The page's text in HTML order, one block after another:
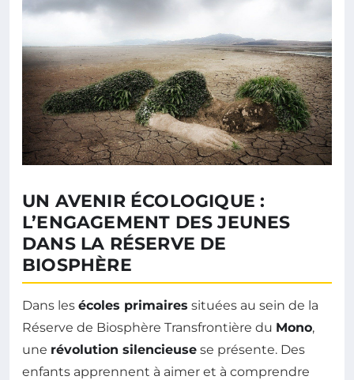
UN AVENIR ÉCOLOGIQUE :
L’ENGAGEMENT DES JEUNES
DANS LA RÉSERVE DE
BIOSPHÈRE
Dans les écoles primaires situées au sein de la
Réserve de Biosphère Transfrontière du Mono,
une révolution silencieuse se présente. Des
enfants apprennent à aimer et à comprendre